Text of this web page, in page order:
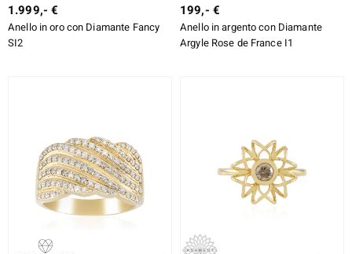
1.999,- €
Anello in oro con Diamante Fancy
SI2
199,- €
Anello in argento con Diamante
Argyle Rose de France I1